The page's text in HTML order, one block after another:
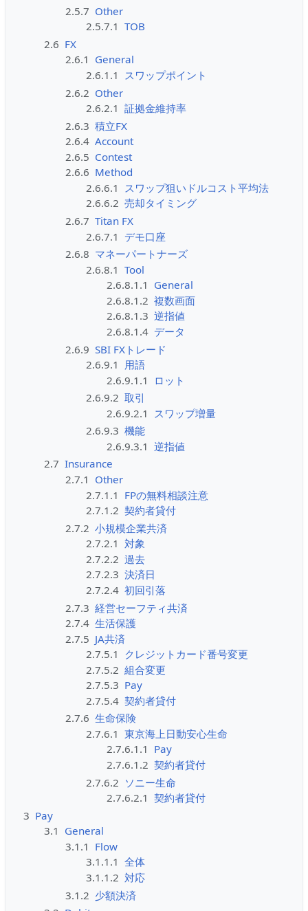
2.5.7 Other
2.5.7.1 TOB
2.6 FX
2.6.1 General
2.6.1.1
スワップポイント
2.6.2 Other
2.6.2.1 証拠金維持率
2.6.3 積立FX
2.6.4 Account
2.6.5 Contest
2.6.6 Method
2.6.6.1
スワップ狙いドルコスト平均法
2.6.6.2 売却タイミング
2.6.7 Titan FX
2.6.7.1 デモ口座
2.6.8 マネーパートナーズ
2.6.8.1 Tool
2.6.8.1.1 General
2.6.8.1.2 複数画面
2.6.8.1.3 逆指値
2.6.8.1.4 データ
2.6.9 SBI FXトレード
2.6.9.1 用語
2.6.9.1.1
ロット
2.6.9.2 取引
2.6.9.2.1
スワップ増量
2.6.9.3 機能
2.6.9.3.1 逆指値
2.7 Insurance
2.7.1 Other
2.7.1.1 FPの無料相談注意
2.7.1.2 契約者貸付
2.7.2 小規模企業共済
2.7.2.1 対象
2.7.2.2 過去
2.7.2.3 決済日
2.7.2.4 初回引落
2.7.3 経営セーフティ共済
2.7.4 生活保護
2.7.5 JA共済
2.7.5.1
クレジットカード番号変更
2.7.5.2 組合変更
2.7.5.3 Pay
2.7.5.4 契約者貸付
2.7.6 生命保険
2.7.6.1 東京海上日動安心生命
2.7.6.1.1 Pay
2.7.6.1.2 契約者貸付
2.7.6.2 ソニー生命
2.7.6.2.1 契約者貸付
3 Pay
3.1 General
3.1.1 Flow
3.1.1.1 全体
3.1.1.2 対応
3.1.2 少額決済